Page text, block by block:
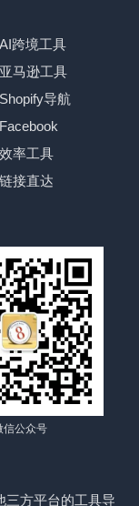
AI跨境工具
亚马逊工具
Shopify导航
Facebook
效率工具
链接直达
信公众号
三方平台的工具导